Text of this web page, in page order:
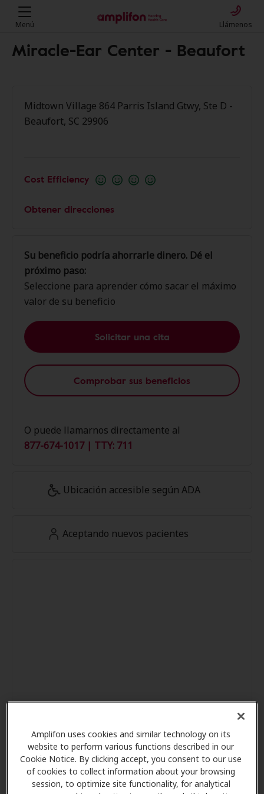
Amplifon uses cookies and similar technology on its
website to perform various functions described in our
Cookie Notice. By clicking accept, you consent to our use
of cookies to collect information about your browsing
session, to optimize site functionality, for analytical
Menú Llámenos
Miracle-Ear Center - Beaufort
Midtown Village 864 Parris Island Gtwy, Ste D -
Beaufort, SC 29906
Cost Efficiency
Obtener direcciones
Su beneficio podría ahorrarle dinero. Dé el
próximo paso:
Seleccione para aprender cómo sacar el máximo
valor de su beneficio
Solicitar una cita
Comprobar sus beneficios
O puede llamarnos directamente al
877-674-1017 | TTY: 711
Ubicación accesible según ADA
Aceptando nuevos pacientes